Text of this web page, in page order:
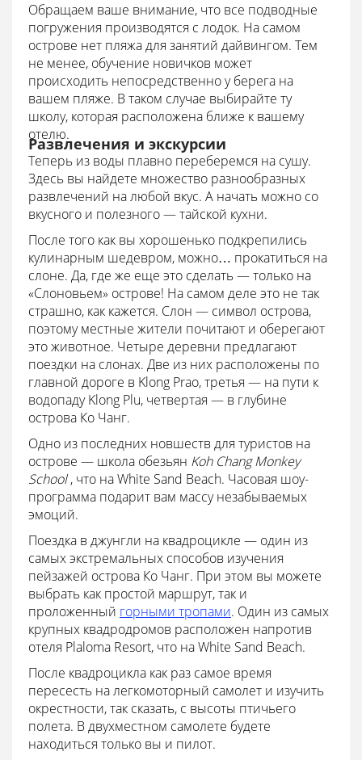
Обращаем ваше внимание, что все подводные
погружения производятся с лодок. На самом
острове нет пляжа для занятий дайвингом. Тем
не менее, обучение новичков может
происходить непосредственно у берега на
вашем пляже. В таком случае выбирайте ту
школу, которая расположена ближе к вашему
отелю.
Развлечения и экскурсии
Теперь из воды плавно переберемся на сушу.
Здесь вы найдете множество разнообразных
развлечений на любой вкус. А начать можно со
вкусного и полезного — тайской кухни.
После того как вы хорошенько подкрепились
кулинарным шедевром, можно… прокатиться на
слоне. Да, где же еще это сделать — только на
«Слоновьем» острове! На самом деле это не так
страшно, как кажется. Слон — символ острова,
поэтому местные жители почитают и оберегают
это животное. Четыре деревни предлагают
поездки на слонах. Две из них расположены по
главной дороге в Klong Prao, третья — на пути к
водопаду Klong Plu, четвертая — в глубине
острова Ко Чанг.
Одно из последних новшеств для туристов на
острове — школа обезьян Koh Chang Monkey
School, что на White Sand Beach. Часовая шоу-
программа подарит вам массу незабываемых
эмоций.
Поездка в джунгли на квадроцикле — один из
самых экстремальных способов изучения
пейзажей острова Ко Чанг. При этом вы можете
выбрать как простой маршрут, так и
проложенный горными тропами. Один из самых
крупных квадродромов расположен напротив
отеля Plaloma Resort, что на White Sand Beach.
После квадроцикла как раз самое время
пересесть на легкомоторный самолет и изучить
окрестности, так сказать, с высоты птичьего
полета. В двухместном самолете будете
находиться только вы и пилот.